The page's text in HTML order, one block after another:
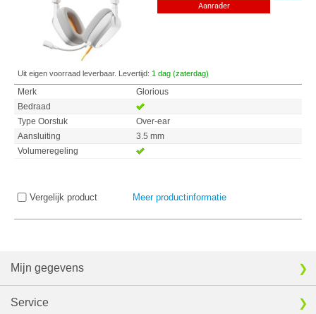
Aanrader
Uit eigen voorraad leverbaar. Levertijd: 1 dag (zaterdag)
Merk
Glorious
Bedraad
Type Oorstuk
Over-ear
Aansluiting
3.5 mm
Volumeregeling
Vergelijk product Meer productinformatie
Mijn gegevens
Service